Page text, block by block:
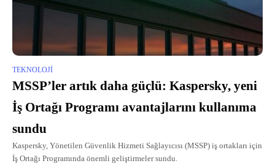
TEKNOLOJI
MSSP’ler artık daha güçlü: Kaspersky, yeni
İş Ortağı Programı avantajlarını kullanıma
sundu
Kaspersky, Yönetilen Güvenlik Hizmeti Sağlayıcısı (MSSP) iş ortakları için
İş Ortağı Programında önemli geliştirmeler sundu.